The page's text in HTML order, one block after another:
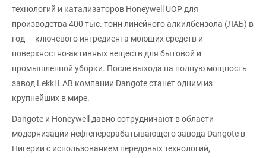
технологий и катализаторов Honeywell UOP для
производства 400 тыс. тонн линейного алкилбензола (ЛАБ) в
год — ключевого ингредиента моющих средств и
поверхностно-активных веществ для бытовой и
промышленной уборки. После выхода на полную мощность
завод Lekki LAB компании Dangote станет одним из
крупнейших в мире.
Dangote и Honeywell давно сотрудничают в области
модернизации нефтеперерабатывающего завода Dangote в
Нигерии с использованием передовых технологий,